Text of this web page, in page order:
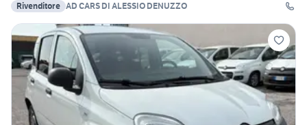
Rivenditore AD CARS DI ALESSIO DENUZZO